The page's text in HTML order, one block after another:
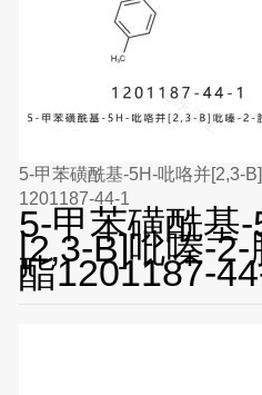
5-甲苯磺酰基-5H-吡咯并[2,3-
1201187-44-1
5-甲苯磺酰基
[2,3-B]吡嗪-
酯1201187-